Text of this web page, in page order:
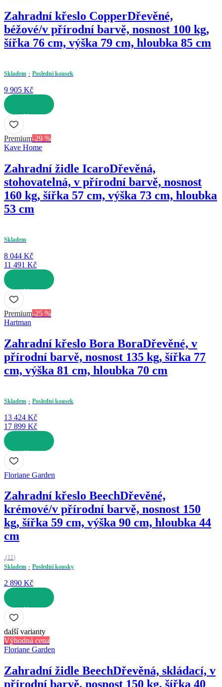
Zahradní křeslo CopperDřevěné,
béžové/v přírodní barvě, nosnost 100 kg,
šířka 76 cm, výška 79 cm, hloubka 85 cm
Skladem Poslední kousek
9 905 Kč
DO KOŠÍKU
Premium-29 %
Kave Home
Zahradní židle IcaroDřevěná,
stohovatelná, v přírodní barvě, nosnost
160 kg, šířka 57 cm, výška 73 cm, hloubka
53 cm
Skladem
8 044 Kč
11 491 Kč
DO KOŠÍKU
Premium-25 %
Hartman
Zahradní křeslo Bora BoraDřevěné, v
přírodní barvě, nosnost 135 kg, šířka 77
cm, výška 81 cm, hloubka 70 cm
Skladem Poslední kousek
13 424 Kč
17 899 Kč
DO KOŠÍKU
Floriane Garden
Zahradní křeslo BeechDřevěné,
krémové/v přírodní barvě, nosnost 150
kg, šířka 59 cm, výška 90 cm, hloubka 44
cm
(11)
Skladem
Poslední kousky
2 890 Kč
DO KOŠÍKU
další varianty
Výhodná cena
Floriane Garden
Zahradní židle BeechDřevěná, skládací, v
přírodní barvě, nosnost 150 kg, šířka 40